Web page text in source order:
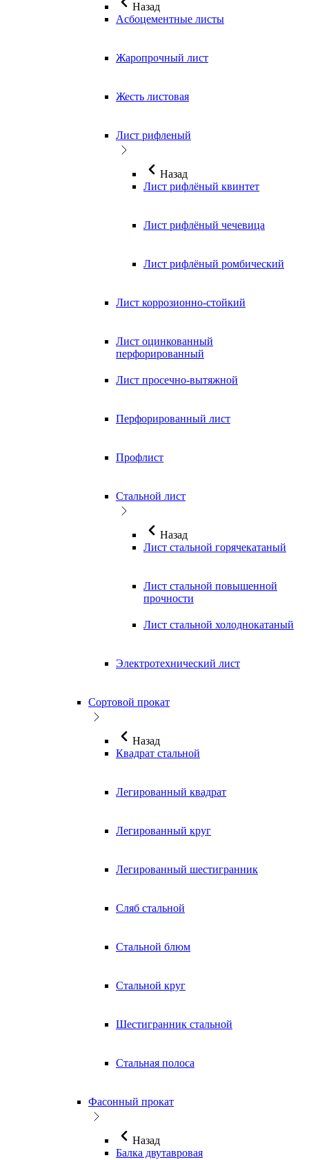
Назад
Асбоцементные листы
Жаропрочный лист
Жесть листовая
Лист рифленый
Назад
Лист рифлёный квинтет
Лист рифлёный чечевица
Лист рифлёный ромбический
Лист коррозионно-стойкий
Лист оцинкованный
перфорированный
Лист просечно-вытяжной
Перфорированный лист
Профлист
Стальной лист
Назад
Лист стальной горячекатаный
Лист стальной повышенной
прочности
Лист стальной холоднокатаный
Электротехнический лист
Сортовой прокат
Назад
Квадрат стальной
Легированный квадрат
Легированный круг
Легированный шестигранник
Сляб стальной
Стальной блюм
Стальной круг
Шестигранник стальной
Стальная полоса
Фасонный прокат
Назад
Балка двутавровая